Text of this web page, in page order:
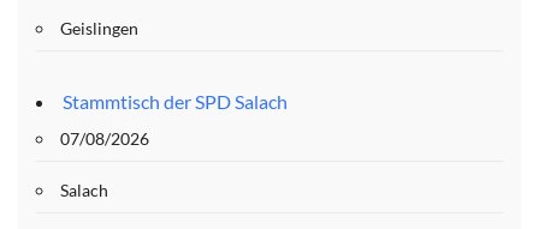
Geislingen
Stammtisch der SPD Salach
07/08/2026
Salach